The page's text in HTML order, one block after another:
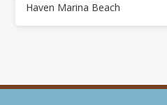
Haven Marina Beach